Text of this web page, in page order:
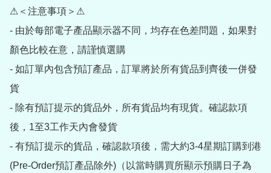
⚠＜注意事項＞⚠
- 由於每部電子產品顯示器不同，均存在色差問題，如果對
顏色比較在意，請謹慎選購
- 如訂單內包含預訂產品，訂單將於所有貨品到齊後一併發
貨
- 除有預訂提示的貨品外，所有貨品均有現貨。確認款項
後，1至3工作天內會發貨
- 有預訂提示的貨品，確認款項後，需大約3-4星期訂購到港
(Pre-Order預訂產品除外)（以當時購買所顯示預購日子為